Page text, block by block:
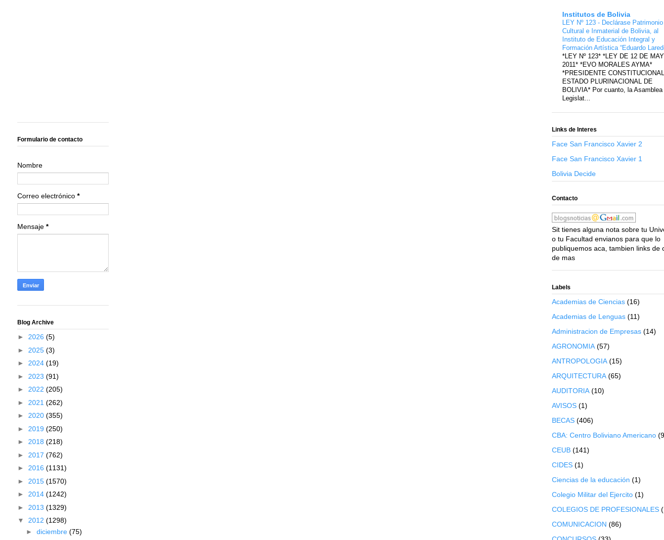
Formulario de contacto
Nombre
Correo electrónico *
Mensaje *
Blog Archive
► 2026 (5)
► 2025 (3)
► 2024 (19)
► 2023 (91)
► 2022 (205)
► 2021 (262)
► 2020 (355)
► 2019 (250)
► 2018 (218)
► 2017 (762)
► 2016 (1131)
► 2015 (1570)
► 2014 (1242)
► 2013 (1329)
▼ 2012 (1298)
► diciembre (75)
Institutos de Bolivia
LEY Nº 123 - Declárase Patrimonio
Cultural e Inmaterial de Bolivia, al
Instituto de Educación Integral y
Formación Artística “Eduardo
*LEY Nº 123* *LEY DE 12 DE
2011* *EVO MORALES AYMA*
*PRESIDENTE
ESTADO PLURINACIONAL DE
BOLIVIA* Por cuanto, la Asamblea
Legislat...
Links de Interes
Face San Francisco Xavier 2
Face San Francisco Xavier 1
Bolivia Decide
Contacto
Sit tienes alguna nota sobre tu
o tu Facultad envianos para que lo
publiquemos aca, tambien links de
de mas
Labels
Academias de Ciencias (16)
Academias de Lenguas (11)
Administracion de Empresas (14)
AGRONOMIA (57)
ANTROPOLOGIA (15)
ARQUITECTURA (65)
AUDITORIA (10)
AVISOS (1)
BECAS (406)
CBA: Centro Boliviano Americano
CEUB (141)
CIDES (1)
Ciencias de la educación (1)
Colegio Militar del Ejercito (1)
COLEGIOS DE PROFESIONALES
COMUNICACION (86)